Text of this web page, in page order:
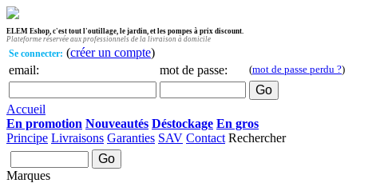
ELEM Eshop, c'est tout l'outillage, le jardin, et les pompes à prix discount.
Plateforme réservée aux professionnels de la livraison à domicile
Se connecter: (créer un compte)
email:
mot de passe: (mot de passe perdu ?)
Accueil
En promotion Nouveautés Déstockage En gros
Principe Livraisons Garanties SAV Contact Rechercher
Marques